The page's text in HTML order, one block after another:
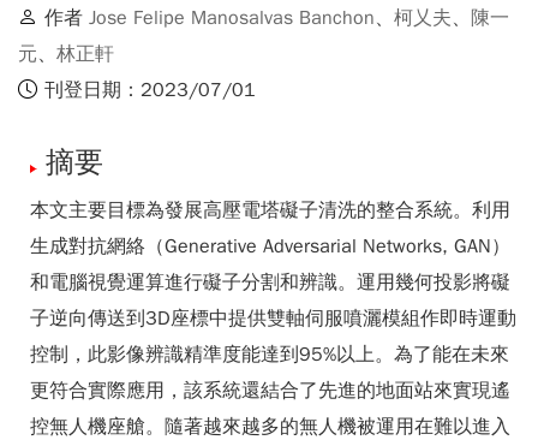
作者 Jose Felipe Manosalvas Banchon、 柯乂夫、 陳一
元、 林正軒
刊登日期：2023/07/01
摘要
本文主要目標為發展高壓電塔礙子清洗的整合系統。利用
生成對抗網絡（Generative Adversarial Networks, GAN）
和電腦視覺運算進行礙子分割和辨識。運用幾何投影將礙
子逆向傳送到3D座標中提供雙軸伺服噴灑模組作即時運動
控制，此影像辨識精準度能達到95%以上。為了能在未來
更符合實際應用，該系統還結合了先進的地面站來實現遙
控無人機座艙。隨著越來越多的無人機被運用在難以進入